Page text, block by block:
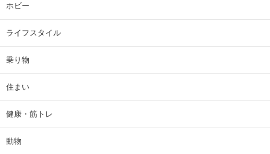
ホビー
ライフスタイル
乗り物
住まい
健康・筋トレ
動物